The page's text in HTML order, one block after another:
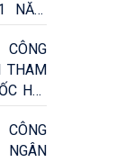
NĂM
NAM,
NGÀY
THAM
HỘI
KỲ
TÂY
NGÂN